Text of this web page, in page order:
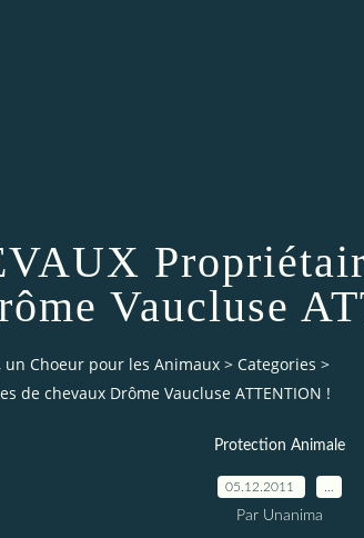
Vaucluse
un Choeur pour les Animaux > Categories >
de chevaux Drôme Vaucluse ATTENTION !
Protection Animale
05.12.2011
Par Unanima